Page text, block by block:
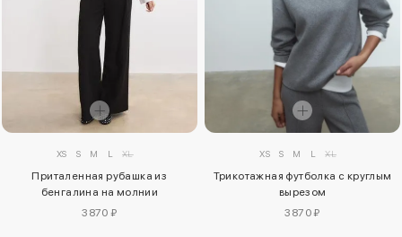
XS S M L XL
Приталенная рубашка из
бенгалина на молнии
3870 ₽
XS S M L XL
Трикотажная футболка с круглым
вырезом
3870 ₽